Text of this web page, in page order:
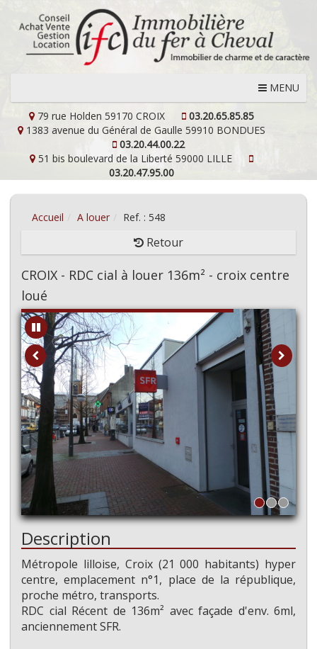
MENU
79 rue Holden 59170 CROIX
03.20.65.85.85
1383 avenue du Général de Gaulle 59910 BONDUES
03.20.44.00.22
51 bis boulevard de la Liberté 59000 LILLE
03.20.47.95.00
Accueil A louer Ref. : 548
Retour
CROIX - RDC cial à louer 136m² - croix centre
loué
Description
Métropole lilloise, Croix (21 000 habitants) hyper
centre, emplacement n°1, place de la république,
proche métro, transports.
RDC cial Récent de 136m² avec façade d'env. 6ml,
anciennement SFR.